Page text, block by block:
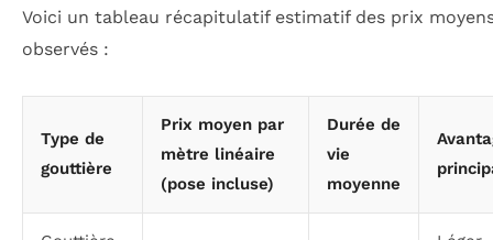
Voici un tableau récapitulatif estimatif des prix
observés :
Type de
gouttière
Prix moyen par
mètre linéaire
(pose incluse)
Durée de
vie
moyenne